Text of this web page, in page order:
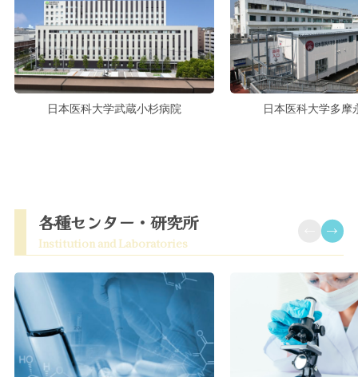
日本医科大学武蔵小杉病院 日本医科大学多摩
各種センター・研究所